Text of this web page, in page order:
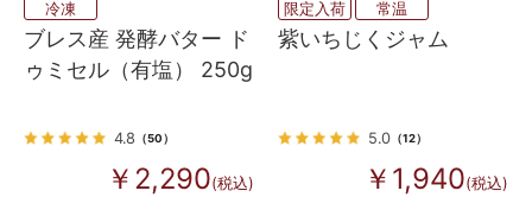
冷凍
ブレス産 発酵バター ド
ゥミセル（有塩） 250g
4.8 （50）
￥2,290(税込)
限定入荷 常温
紫いちじくジャム
5.0（12）
￥1,940(税込)